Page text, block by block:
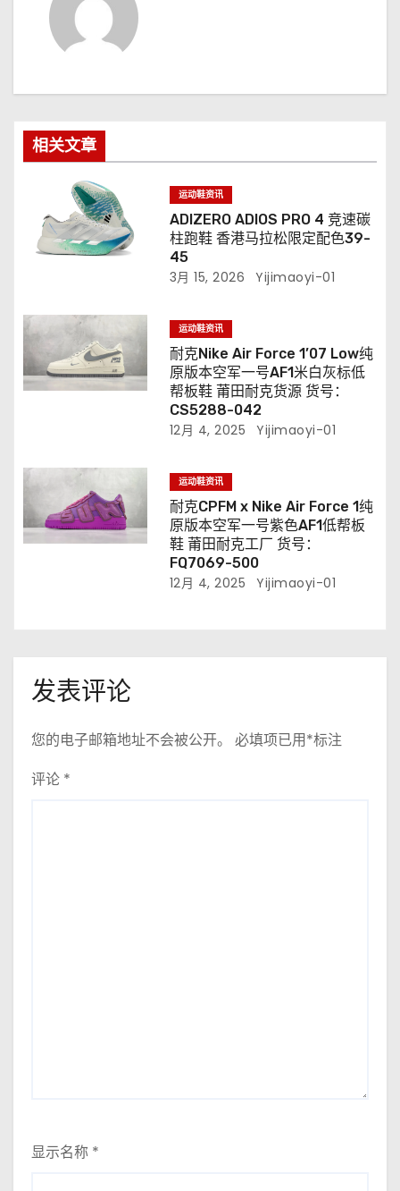
相关文章
运动鞋资讯
ADIZERO ADIOS PRO 4 竞速碳
柱跑鞋 香港马拉松限定配色39-
45
3月 15, 2026 Yijimaoyi-01
运动鞋资讯
耐克Nike Air Force 1’07 Low纯
原版本空军一号AF1米白灰标低
帮板鞋 莆田耐克货源 货号：
CS5288-042
12月 4, 2025 Yijimaoyi-01
运动鞋资讯
耐克CPFM x Nike Air Force 1纯
原版本空军一号紫色AF1低帮板
鞋 莆田耐克工厂 货号：
FQ7069-500
12月 4, 2025 Yijimaoyi-01
发表评论
您的电子邮箱地址不会被公开。 必填项已用*标注
评论 *
显示名称 *